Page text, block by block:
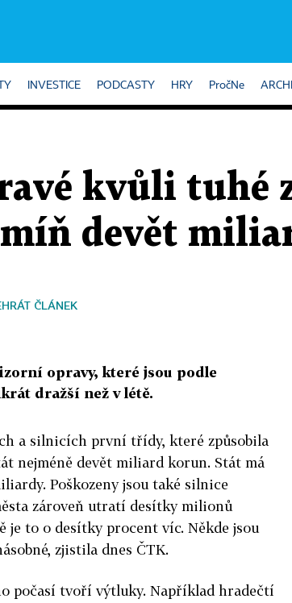
INVESTICE PODCASTY HRY PročNe
kvůli tuhé
devět
ČLÁNEK
opravy, které jsou podle
dražší než v létě.
a silnicích první třídy, které způsobila
nejméně devět miliard korun. Stát má
Poškozeny jsou také silnice
zároveň utratí desítky milionů
je to o desítky procent víc. Někde jsou
zjistila dnes ČTK.
počasí tvoří výtluky. Například hradečtí